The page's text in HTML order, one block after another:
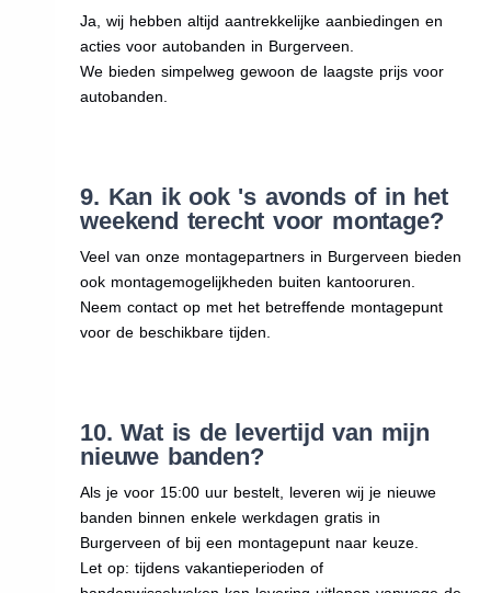
Ja, wij hebben altijd aantrekkelijke aanbiedingen en
acties voor autobanden in Burgerveen.
We bieden simpelweg gewoon de laagste prijs voor
autobanden.
9. Kan ik ook 's avonds of in het
weekend terecht voor montage?
Veel van onze montagepartners in Burgerveen bieden
ook montagemogelijkheden buiten kantooruren.
Neem contact op met het betreffende montagepunt
voor de beschikbare tijden.
10. Wat is de levertijd van mijn
nieuwe banden?
Als je voor 15:00 uur bestelt, leveren wij je nieuwe
banden binnen enkele werkdagen gratis in
Burgerveen of bij een montagepunt naar keuze.
Let op: tijdens vakantieperioden of